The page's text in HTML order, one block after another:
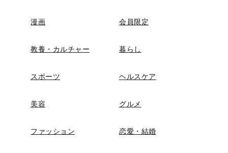
漫画 会員限定
教養・カルチャー 暮らし
スポーツ ヘルスケア
美容 グルメ
ファッション 恋愛・結婚